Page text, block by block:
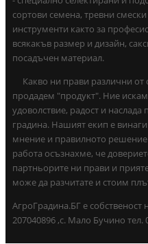
сортови семена, тревни
инструменти както за
всякакъв размер и дизайн,
посадъчен материал.
Какво ни прави различни от
продадем "продукт". Ние
удоволствие, радост и
градина. Нашият екип е
мнение и правилното
работа осъзнахме, че
партньорите ни прави и
може да разчитате и стоим
АгроГрадина.БГ е
207040896 ,с. Мало Бучино тел.